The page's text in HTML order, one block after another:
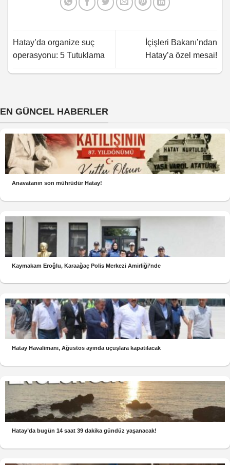
Hatay’da organize suç
operasyonu: 5 Tutuklama
İçişleri Bakanı’ndan
Hatay’a özel mesai!
EN GÜNCEL HABERLER
Anavatanın son mührüdür Hatay!
Kaymakam Eroğlu, Karaağaç Polis Merkezi Amirliği’nde
Hatay Havalimanı, Ağustos ayında uçuşlara kapatılacak
Hatay’da bugün 14 saat 39 dakika gündüz yaşanacak!